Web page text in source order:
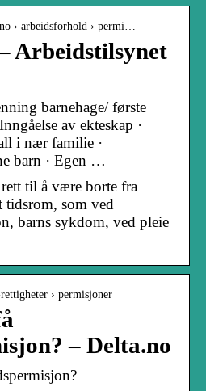
› arbeidsforhold › permi…
Arbeidstilsynet
barnehage/ første
av ekteskap ·
i nær familie ·
barn · Egen …
til å være borte fra
tidsrom, som ved
barns sykdom, ved pleie
› permisjoner
– Delta.no